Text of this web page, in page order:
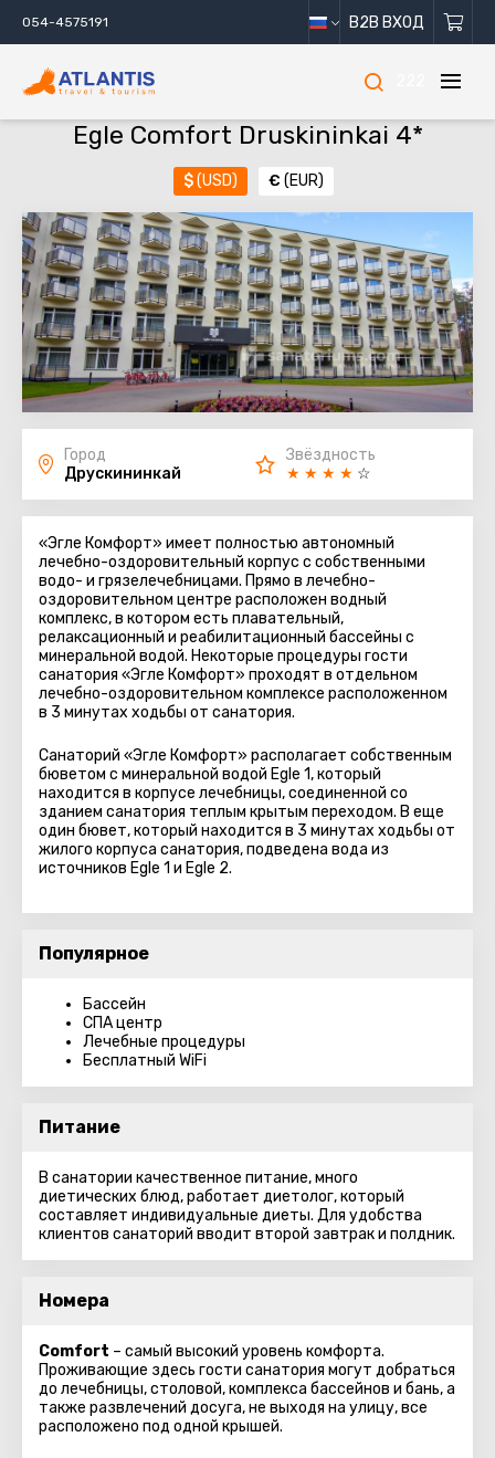
054-4575191 B2B ВХОД
Egle Comfort Druskininkai 4*
$(USD) € (EUR)
Город
Друскининкай
Звёздность
★ ★ ★ ★ ☆
«Эгле Комфорт» имеет полностью автономный
лечебно-оздоровительный корпус с собственными
водо- и грязелечебницами. Прямо в лечебно-
оздоровительном центре расположен водный
комплекс, в котором есть плавательный,
релаксационный и реабилитационный бассейны с
минеральной водой. Некоторые процедуры гости
санатория «Эгле Комфорт» проходят в отдельном
лечебно-оздоровительном комплексе расположенном
в 3 минутах ходьбы от санатория.
Санаторий «Эгле Комфорт» располагает собственным
бюветом с минеральной водой Egle 1, который
находится в корпусе лечебницы, соединенной со
зданием санатория теплым крытым переходом. В еще
один бювет, который находится в 3 минутах ходьбы от
жилого корпуса санатория, подведена вода из
источников Egle 1 и Egle 2.
Популярное
Бассейн
СПА центр
Лечебные процедуры
Бесплатный WiFi
Питание
В санатории качественное питание, много
диетических блюд, работает диетолог, который
составляет индивидуальные диеты. Для удобства
клиентов санаторий вводит второй завтрак и полдник.
Номера
Comfort – самый высокий уровень комфорта.
Проживающие здесь гости санатория могут добраться
до лечебницы, столовой, комплекса бассейнов и бань, а
также развлечений досуга, не выходя на улицу, все
расположено под одной крышей.